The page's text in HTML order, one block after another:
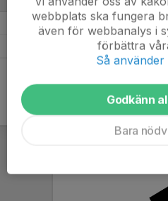
webbplats ska fungera
även för webbanalys i
förbättra
Så använder
Godkänn
Bara